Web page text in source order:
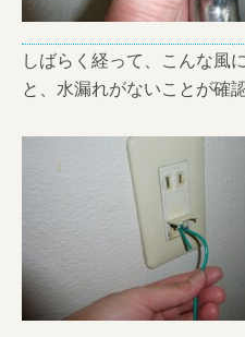
しばらく経って、こんな風
と、水漏れがないことが確